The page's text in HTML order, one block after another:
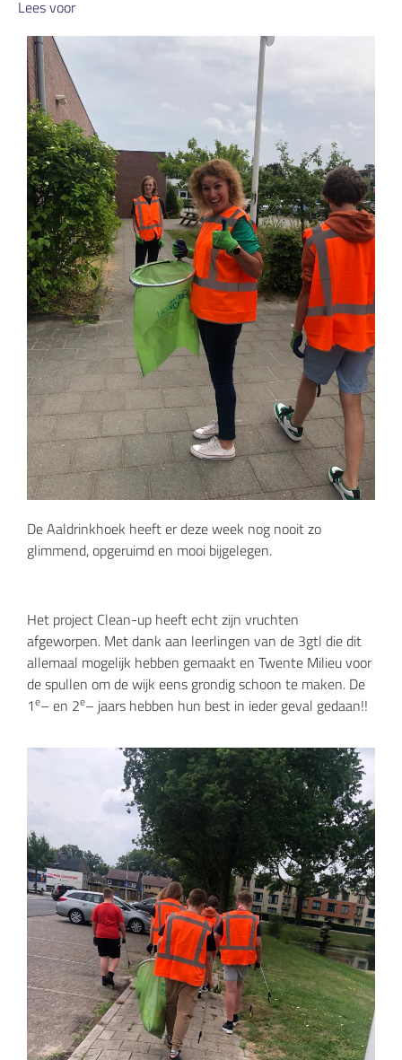
Lees voor
De Aaldrinkhoek heeft er deze week nog nooit zo
glimmend, opgeruimd en mooi bijgelegen.
Het project Clean-up heeft echt zijn vruchten
afgeworpen. Met dank aan leerlingen van de 3gtl die dit
allemaal mogelijk hebben gemaakt en Twente Milieu voor
de spullen om de wijk eens grondig schoon te maken. De
1e– en 2e– jaars hebben hun best in ieder geval gedaan!!